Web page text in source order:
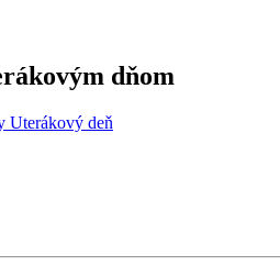
dňom
Uterákový deň